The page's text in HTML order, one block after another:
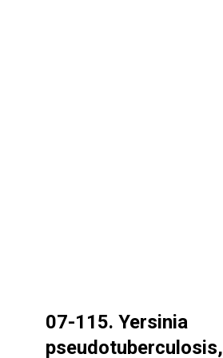
07-115. Yersinia
pseudotuberculosis,